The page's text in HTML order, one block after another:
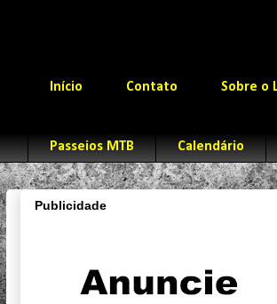
Início Contato Sobre o
Passeios MTB Calendário
Publicidade